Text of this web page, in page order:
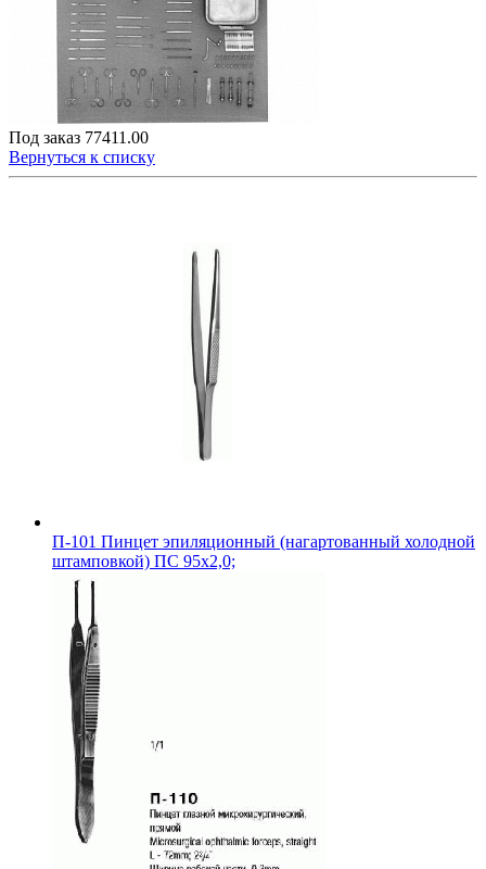
Под заказ 77411.00
Вернуться к списку
П-101 Пинцет эпиляционный (нагартованный холодной
штамповкой) ПС 95х2,0;